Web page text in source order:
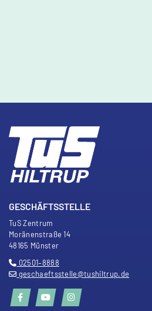
GESCHÄFTSSTELLE
TuS Zentrum
Moränenstraße 14
48165 Münster
02501–8888
geschaeftsstelle@tushiltrup.de